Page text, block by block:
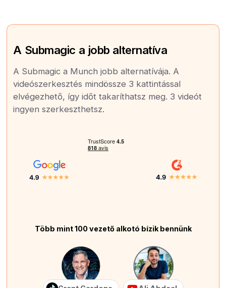
A Submagic a jobb alternatíva
A Submagic a Munch jobb alternatívája. A
videószerkesztés mindössze 3 kattintással
elvégezhető, így időt takaríthatsz meg. 3 videót
ingyen szerkeszthetsz.
Több mint 100 vezető alkotó bízik bennünk